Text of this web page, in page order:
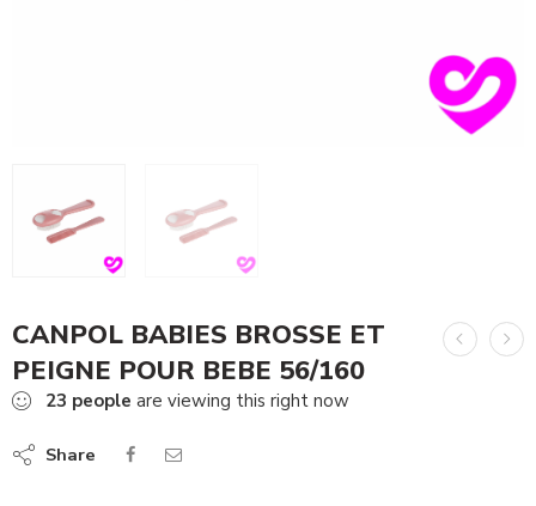
CANPOL BABIES BROSSE ET
PEIGNE POUR BEBE 56/160
23 people are viewing this right now
Share